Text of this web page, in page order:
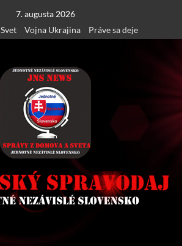
7. augusta 2026
Svet Vojna Ukrajina Práve sa deje